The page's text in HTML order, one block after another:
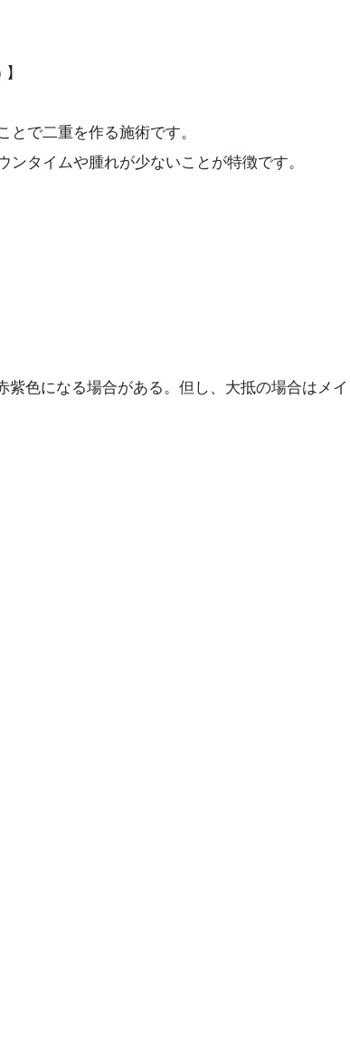
とで二重を作る施術です。
タイムや腫れが少ないことが特徴です。
色になる場合がある。但し、大抵の場合はメイ